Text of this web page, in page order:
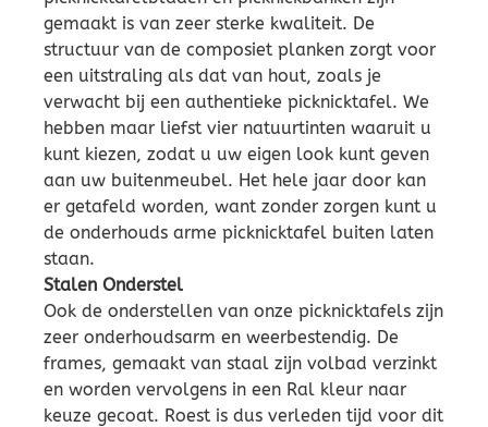
gemaakt is van zeer sterke kwaliteit. De
structuur van de composiet planken zorgt voor
een uitstraling als dat van hout, zoals je
verwacht bij een authentieke picknicktafel. We
hebben maar liefst vier natuurtinten waaruit u
kunt kiezen, zodat u uw eigen look kunt geven
aan uw buitenmeubel. Het hele jaar door kan
er getafeld worden, want zonder zorgen kunt u
de onderhouds arme picknicktafel buiten laten
staan.
Stalen Onderstel
Ook de onderstellen van onze picknicktafels zijn
zeer onderhoudsarm en weerbestendig. De
frames, gemaakt van staal zijn volbad verzinkt
en worden vervolgens in een Ral kleur naar
keuze gecoat. Roest is dus verleden tijd voor dit